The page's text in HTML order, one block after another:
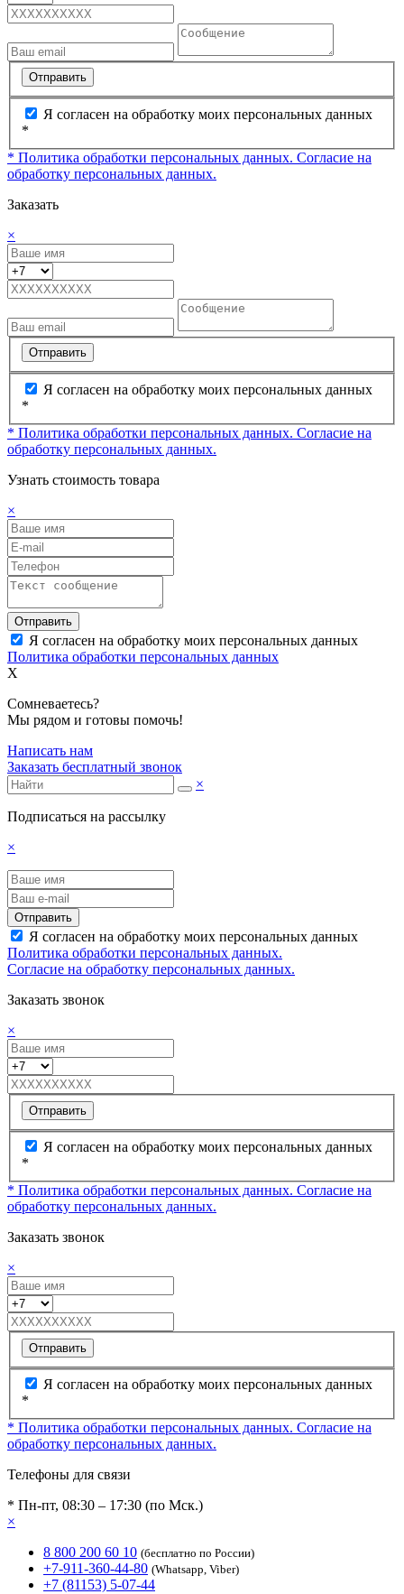
Отправить
Я согласен на обработку моих персональных данных
*
* Политика обработки персональных данных. Согласие на
обработку персональных данных.
Заказать
×
Отправить
Я согласен на обработку моих персональных данных
*
* Политика обработки персональных данных. Согласие на
обработку персональных данных.
Узнать стоимость товара
×
Отправить
Я согласен на обработку моих персональных данных
Политика обработки персональных данных
X
Сомневаетесь?
Мы рядом и готовы помочь!
Написать нам
Заказать бесплатный звонок
×
Подписаться на рассылку
×
Отправить
Я согласен на обработку моих персональных данных
Политика обработки персональных данных.
Согласие на обработку персональных данных.
Заказать звонок
×
Отправить
Я согласен на обработку моих персональных данных
*
* Политика обработки персональных данных. Согласие на
обработку персональных данных.
Заказать звонок
×
Отправить
Я согласен на обработку моих персональных данных
*
* Политика обработки персональных данных. Согласие на
обработку персональных данных.
Телефоны для связи
* Пн-пт, 08:30 – 17:30 (по Мск.)
×
8 800 200 60 10 (бесплатно по России)
+7-911-360-44-80 (Whatsapp, Viber)
+7 (81153) 5-07-44